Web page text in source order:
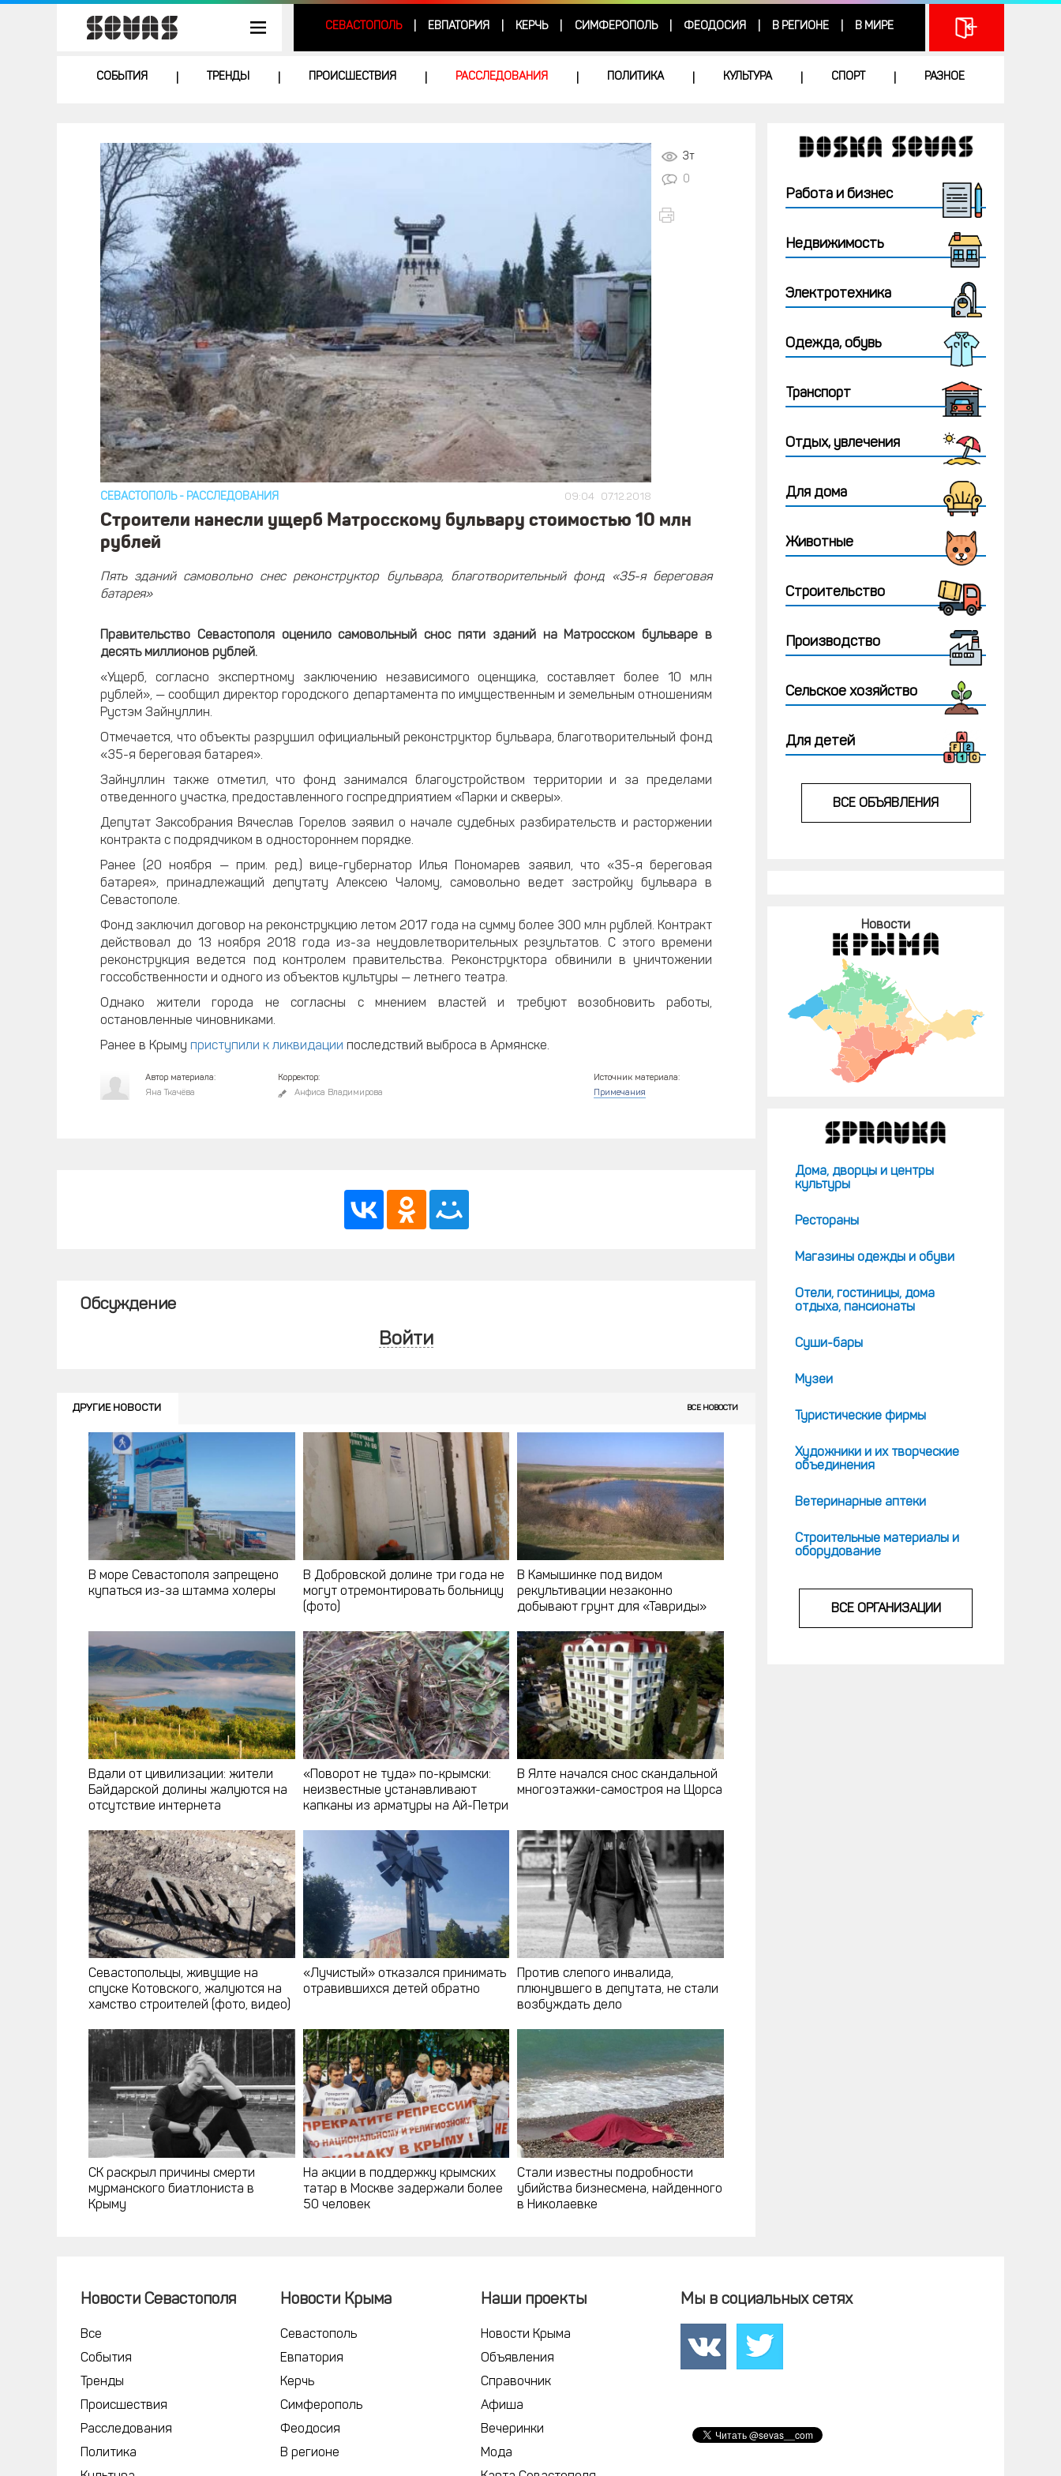
СЕВАСТОПОЛЬ ЕВПАТОРИЯ КЕРЧЬ СИМФЕРОПОЛЬ ФЕОДОСИЯ В РЕГИОНЕ В МИРЕ
СОБЫТИЯ ТРЕНДЫ ПРОИСШЕСТВИЯ РАССЛЕДОВАНИЯ ПОЛИТИКА КУЛЬТУРА СПОРТ РАЗНОЕ
09:04 07.12.2018
СЕВАСТОПОЛЬ- РАССЛЕДОВАНИЯ
3т
0
Строители нанесли ущерб Матросскому бульвару стоимостью 10 млн
рублей
Пять зданий самовольно снес реконструктор бульвара, благотворительный фонд «35-я береговая
батарея»
Правительство Севастополя оценило самовольный снос пяти зданий на Матросском бульваре в
десять миллионов рублей.
«Ущерб, согласно экспертному заключению независимого оценщика, составляет более 10 млн
рублей», — сообщил директор городского департамента по имущественным и земельным отношениям
Рустэм Зайнуллин.
Отмечается, что объекты разрушил официальный реконструктор бульвара, благотворительный фонд
«35-я береговая батарея».
Зайнуллин также отметил, что фонд занимался благоустройством территории и за пределами
отведенного участка, предоставленного госпредприятием «Парки и скверы».
Депутат Заксобрания Вячеслав Горелов заявил о начале судебных разбирательств и расторжении
контракта с подрядчиком в одностороннем порядке.
Ранее (20 ноября — прим. ред.) вице-губернатор Илья Пономарев заявил, что «35-я береговая
батарея», принадлежащий депутату Алексею Чалому, самовольно ведет застройку бульвара в
Севастополе.
Фонд заключил договор на реконструкцию летом 2017 года на сумму более 300 млн рублей. Контракт
действовал до 13 ноября 2018 года из-за неудовлетворительных результатов. С этого времени
реконструкция ведется под контролем правительства. Реконструктора обвинили в уничтожении
госсобственности и одного из объектов культуры — летнего театра.
Однако жители города не согласны с мнением властей и требуют возобновить работы,
остановленные чиновниками.
Ранее в Крыму приступили к ликвидации последствий выброса в Армянске.
Автор материала:
Яна Ткачёва
Корректор:
Анфиса Владимирова
Источник материала:
Примечания
Обсуждение
Войти
В море Севастополя запрещено
купаться из-за штамма холеры
В Добровской долине три года не
могут отремонтировать больницу
(фото)
В Камышинке под видом
рекультивации незаконно
добывают грунт для «Тавриды»
Вдали от цивилизации: жители
Байдарской долины жалуются на
отсутствие интернета
«Поворот не туда» по-крымски:
неизвестные устанавливают
капканы из арматуры на Ай-Петри
В Ялте начался снос скандальной
многоэтажки-самостроя на Щорса
Севастопольцы, живущие на
спуске Котовского, жалуются на
хамство строителей (фото, видео)
«Лучистый» отказался принимать
отравившихся детей обратно
Против слепого инвалида,
плюнувшего в депутата, не стали
возбуждать дело
СК раскрыл причины смерти
мурманского биатлониста в
Крыму
На акции в поддержку крымских
татар в Москве задержали более
50 человек
Стали известны подробности
убийства бизнесмена, найденного
в Николаевке
ДРУГИЕ НОВОСТИ ВСЕ НОВОСТИ
Работа и бизнес
Недвижимость
Электротехника
Одежда, обувь
Транспорт
Отдых, увлечения
Для дома
Животные
Строительство
Производство
Сельское хозяйство
Для детей
ВСЕ ОБЪЯВЛЕНИЯ
Новости
Дома, дворцы и центры
культуры
Рестораны
Магазины одежды и обуви
Отели, гостиницы, дома
отдыха, пансионаты
Суши-бары
Музеи
Туристические фирмы
Художники и их творческие
объединения
Ветеринарные аптеки
Строительные материалы и
оборудование
ВСЕ ОРГАНИЗАЦИИ
Новости Севастополя
Все
События
Тренды
Происшествия
Расследования
Политика
Новости Крыма
Севастополь
Евпатория
Керчь
Симферополь
Феодосия
В регионе
Наши проекты
Новости Крыма
Объявления
Справочник
Афиша
Вечеринки
Мода
Мы в социальных сетях